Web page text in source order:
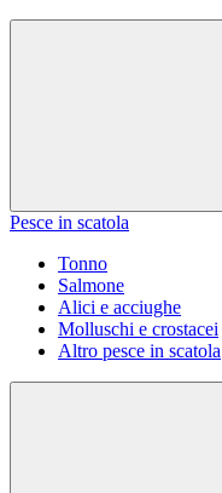
Pesce in scatola
Tonno
Salmone
Alici e acciughe
Molluschi e crostacei
Altro pesce in scatola